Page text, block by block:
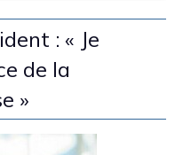
: « Je
de la
»